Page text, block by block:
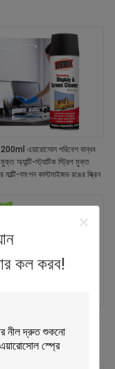
কল করব!
এয়ারোসোল পরিবেশ বান্ধব
অ্যান্টি-স্ট্যাটিক স্ট্রিপ মুক্ত
ফাংশন কাস্টমাইজড রঙের স্ক্রিন
অ্যারোসোল জাসমিন স্ফটিক
গন্ধ নির্মূলকারী দীর্ঘস্থায়ী পরিবেশ
নিরাপদ শিশু-নিরাপদ এয়ার